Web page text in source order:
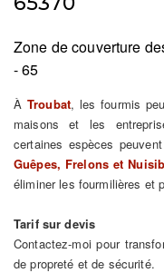
Zone de couverture
- 65
À Troubat, les fourmis
maisons et les
certaines espèces
Guêpes, Frelons et
éliminer les fourmilières et
Tarif sur devis
Contactez-moi pour
de propreté et de sécurité.